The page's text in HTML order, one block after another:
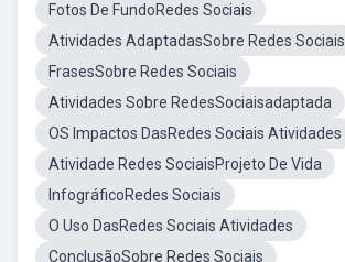
Fotos De FundoRedes Sociais
Atividades AdaptadasSobre Redes Sociais
FrasesSobre Redes Sociais
Atividades Sobre RedesSociaisadaptada
OS Impactos DasRedes Sociais Atividades
Atividade Redes SociaisProjeto De Vida
InfográficoRedes Sociais
O Uso DasRedes Sociais Atividades
ConclusãoSobre Redes Sociais